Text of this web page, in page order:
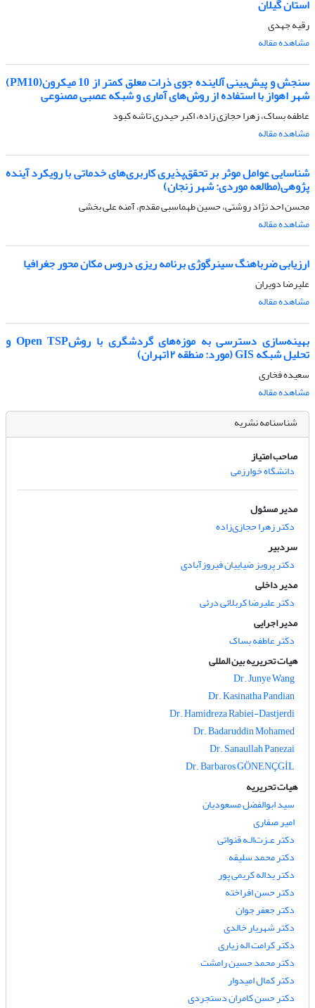
استان گیلان
رقیه جهدی
مشاهده مقاله
سنجش و پیش‌بینی آلاینده جوی ذرات معلق کمتر از 10 میکرون(PM10)
شهر اهواز با استفاده از روش‌های آماری و شبکه عصبی مصنوعی
عاطفه بساک، زهرا حجازی زاده، اکبر حیدری تاشه کبود
مشاهده مقاله
شناسایی عوامل موثر بر تحقق‌پذیری کاربری‌های خدماتی با رویکرد آینده
پژوهی(مطالعه موردی: شهر زنجان)
محسن احد نژاد روشتی، حسین طهماسبی مقدم، آمنه علی بخشی
مشاهده مقاله
ارزیابی ضرباهنگ سینرگوژی برنامه ریزی دروس مکان محور جغرافیا
علیرضا دویران
مشاهده مقاله
بهینه‌سازی دسترسی به موزه‌های گردشگری با روشOpen TSP و
تحلیل شبکه GIS (مورد: منطقه ۱۲تهران)
سعیده فخاری
مشاهده مقاله
شناسنامه نشریه
صاحب امتیاز
دانشگاه خوارزمی
مدیر مسئول
دکتر زهرا حجازی‌زاده
سردبیر
دکتر پرویز ضیاییان فیروزآبادی
مدیر داخلی
دکتر علیرضا کربلائی درئی
مدیر اجرایی
دکتر عاطفه بساک
هیات تحریریه بین المللی
Dr. Junye Wang
Dr. Kasinatha Pandian
Dr. Hamidreza Rabiei-Dastjerdi
Dr. Badaruddin Mohamed
Dr. Sanaullah Panezai
Dr. Barbaros GÖNENÇGİL
هیات تحریریه
سید ابوالفضل مسعودیان
امیر صفاری
دکتر عـزت‌الـه قنواتی
دکتر محمد سلیقه
دکتر یداله کریمی پور
دکتر حسن افراخته
دکتر جعفر جوان
دکتر شهریار خالدی
دکتر کرامت اله زیاری
دکتر محمد حسین رامشت
دکتر کمال امیدوار
دکتر حسن کامران دستجردی